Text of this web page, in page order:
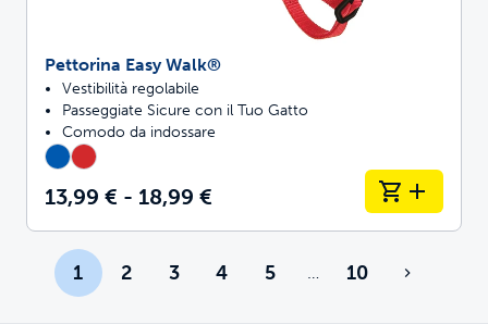
Pettorina Easy Walk®
Vestibilità regolabile
Passeggiate Sicure con il Tuo Gatto
Comodo da indossare
13,99 € - 18,99 €
1 2 3 4 5 …
Più pagine
10